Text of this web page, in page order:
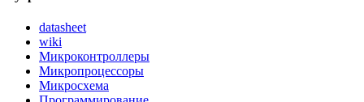
datasheet
wiki
Микроконтроллеры
Микропроцессоры
Микросхема